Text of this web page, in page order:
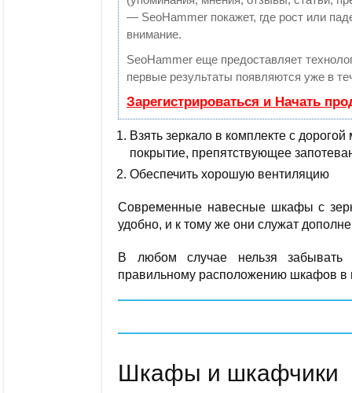
— SeoHammer покажет, где рост или
внимание.
SeoHammer еще предоставляет
первые результаты появляются уже в
Зарегистрироваться и Начать
Взять зеркало в комплекте с
покрытие, препятствующее
Обеспечить хорошую вентиляцию
Современные навесные шкафы с
удобно, и к тому же они служат
В любом случае нельзя забывать
правильному расположению шкафов в
Шкафы и шкафчики